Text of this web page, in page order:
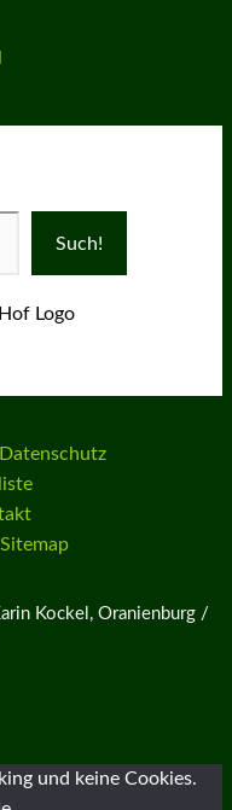
Such!
Kockel, Oranienburg /
und keine Cookies.